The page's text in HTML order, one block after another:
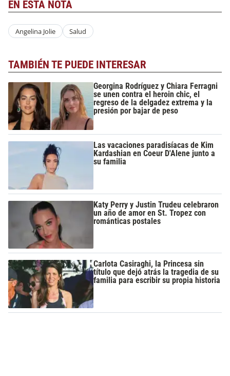
EN ESTA NOTA
Angelina Jolie Salud
TAMBIÉN TE PUEDE INTERESAR
Georgina Rodríguez y Chiara Ferragni
se unen contra el heroin chic, el
regreso de la delgadez extrema y la
presión por bajar de peso
Las vacaciones paradisíacas de Kim
Kardashian en Coeur D'Alene junto a
su familia
Katy Perry y Justin Trudeu celebraron
un año de amor en St. Tropez con
románticas postales
Carlota Casiraghi, la Princesa sin
título que dejó atrás la tragedia de su
familia para escribir su propia historia